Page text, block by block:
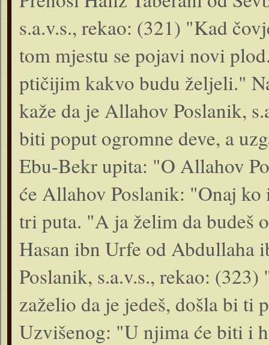
s.a.v.s., rekao: (321) "Kad
tom mjestu se pojavi novi
ptičijim kakvo budu željeli."
kaže da je Allahov Poslanik,
biti poput ogromne deve, a
Ebu-Bekr upita: "O Allahov
će Allahov Poslanik: "Onaj
tri puta. "A ja želim da budeš
Hasan ibn Urfe od Abdullaha
Poslanik, s.a.v.s., rekao:
zaželio da je jedeš, došla bi ti
Uzvišenog: "U njima će biti i